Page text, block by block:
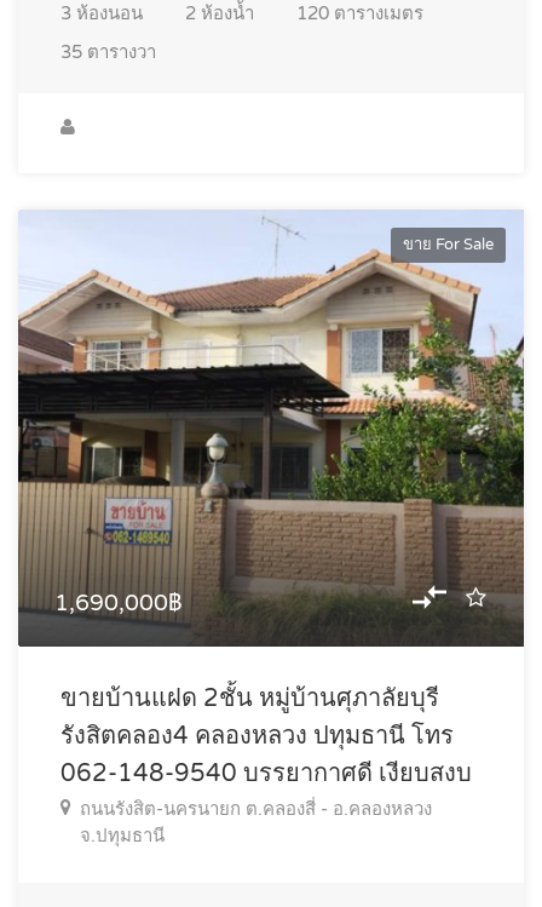
3 ห้องนอน 2 ห้องน้ำ 120 ตารางเมตร
35 ตารางวา
ขาย For Sale
1,690,000฿
ขายบ้านแฝด 2ชั้น หมู่บ้านศุภาลัยบุรี
รังสิตคลอง4 คลองหลวง ปทุมธานี โทร
062-148-9540 บรรยากาศดี เงียบสงบ
ถนนรังสิต-นครนายก ต.คลองสี่ - อ.คลองหลวง
จ.ปทุมธานี